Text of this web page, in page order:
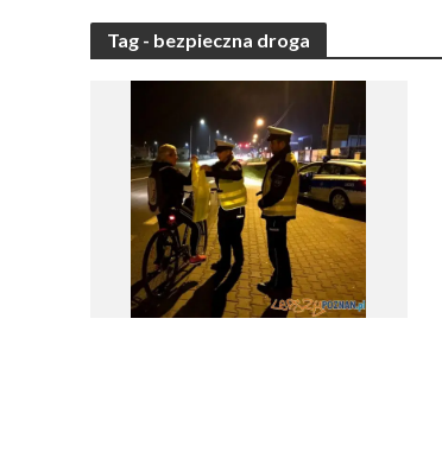
Tag - bezpieczna droga